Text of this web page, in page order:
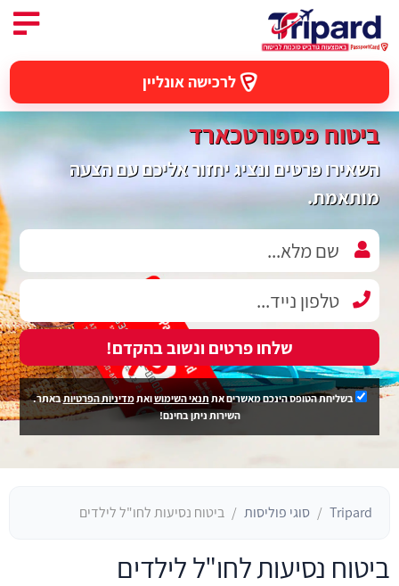
לרכישה אונליין
ביטוח פספורטכארד
השאירו פרטים ונציג יחזור אליכם עם הצעה
מותאמת.
שלחו פרטים ונשוב בהקדם!
בשליחת הטופס הינכם מאשרים אתתנאי השימושואתמדיניות הפרטיותבאתר.
השירות ניתן בחינם!
Tripard סוגי פוליסות ביטוח נסיעות לחו"ל לילדים
ביטוח נסיעות לחו"ל לילדים